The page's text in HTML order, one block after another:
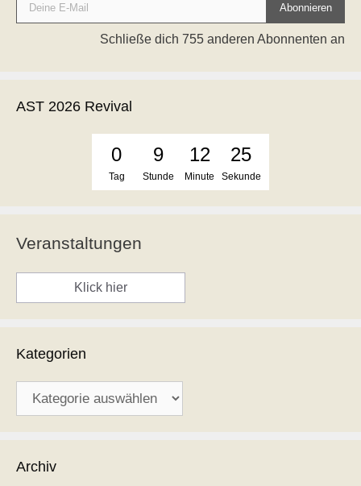
Abonnieren
Schließe dich 755 anderen Abonnenten an
AST 2026 Revival
0
Tag
9
Stunde
12
Minute
24
Sekunde
Veranstaltungen
Klick hier
Kategorien
Kategorien
Archiv